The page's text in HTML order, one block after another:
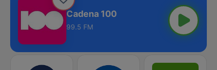
Cadena 100
99.5 FM